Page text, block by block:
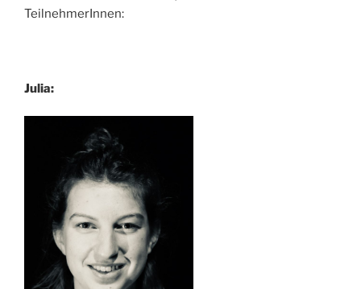
TeilnehmerInnen:
Julia: